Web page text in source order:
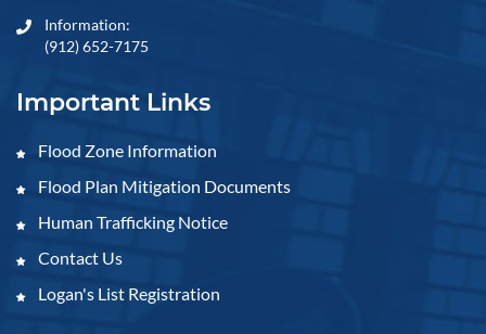
Information:
(912) 652-7175
Important Links
Flood Zone Information
Flood Plan Mitigation Documents
Human Trafficking Notice
Contact Us
Logan's List Registration